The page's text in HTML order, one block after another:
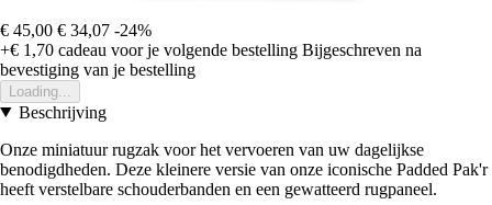
€ 45,00 € 34,07 -24%
+€ 1,70 cadeau voor je volgende bestelling Bijgeschreven na
bevestiging van je bestelling
Loading...
Beschrijving
Onze miniatuur rugzak voor het vervoeren van uw dagelijkse
benodigdheden. Deze kleinere versie van onze iconische Padded Pak'r
heeft verstelbare schouderbanden en een gewatteerd rugpaneel.